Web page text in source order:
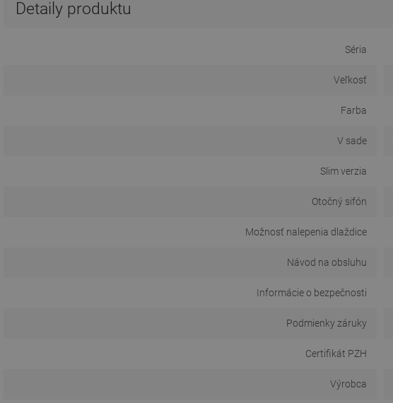
Detaily produktu
Séria
Veľkosť
Farba
V sade
Slim verzia
Otočný sifón
Možnosť nalepenia dlaždice
Návod na obsluhu
Informácie o bezpečnosti
Podmienky záruky
Certifikát PZH
Výrobca